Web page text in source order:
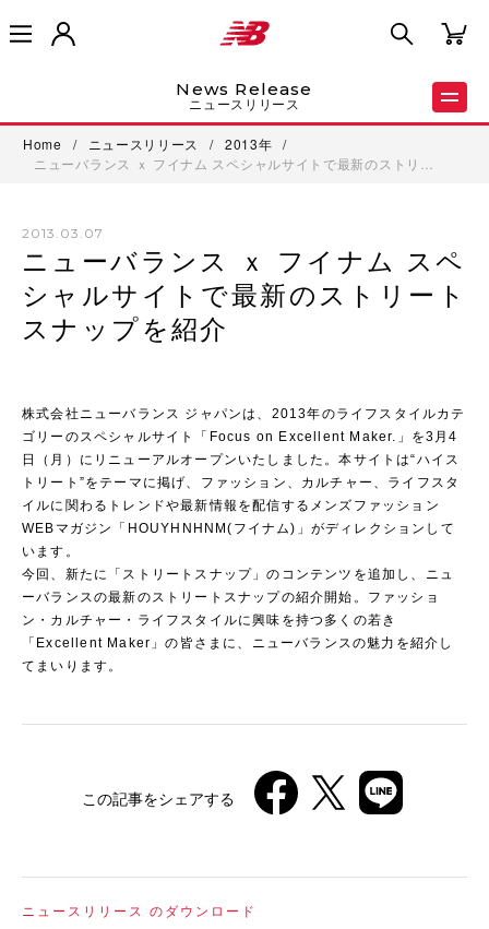
News Release
ニュースリリース
Home / ニュースリリース / 2013年
/
ニューバランス ｘ フイナム スペシャルサイトで最新のストリ…
2013.03.07
ニューバランス ｘ フイナム スペ
シャルサイトで最新のストリート
スナップを紹介
株式会社ニューバランス ジャパンは、2013年のライフスタイルカテ
ゴリーのスペシャルサイト「Focus on Excellent Maker.」を3月4
日（月）にリニューアルオープンいたしました。本サイトは“ハイス
トリート”をテーマに掲げ、ファッション、カルチャー、ライフスタ
イルに関わるトレンドや最新情報を配信するメンズファッション
WEBマガジン「HOUYHNHNM(フイナム)」がディレクションして
います。
今回、新たに「ストリートスナップ」のコンテンツを追加し、ニュ
ーバランスの最新のストリートスナップの紹介開始。ファッショ
ン・カルチャー・ライフスタイルに興味を持つ多くの若き
「Excellent Maker」の皆さまに、ニューバランスの魅力を紹介し
てまいります。
この記事をシェアする
ニュースリリース のダウンロード